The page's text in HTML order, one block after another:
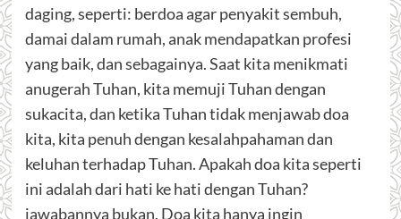
daging, seperti: berdoa agar penyakit sembuh,
damai dalam rumah, anak mendapatkan profesi
yang baik, dan sebagainya. Saat kita menikmati
anugerah Tuhan, kita memuji Tuhan dengan
sukacita, dan ketika Tuhan tidak menjawab doa
kita, kita penuh dengan kesalahpahaman dan
keluhan terhadap Tuhan. Apakah doa kita seperti
ini adalah dari hati ke hati dengan Tuhan?
jawabannya bukan. Doa kita hanya ingin